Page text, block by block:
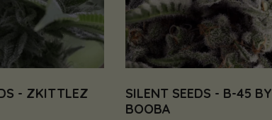
- ZKITTLEZ
SILENT SEEDS - B-45 BY
BOOBA